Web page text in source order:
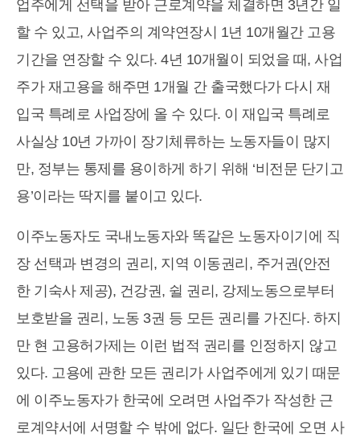
업주에게 선택을 받아 근로계약을 체결하면 3년간 일
할 수 있고, 사업주의 계약연장시 1년 10개월간 고용
기간을 연장할 수 있다. 4년 10개월이 되었을 때, 사업
주가 재고용을 해주면 1개월 간 출국했다가 다시 재
입국 특례로 사업장에 올 수 있다. 이 재입국 특례로
사실상 10년 가까이 장기체류하는 노동자들이 많지
만, 정부는 통제를 용이하게 하기 위해 ‘비전문 단기고
용’이라는 딱지를 붙이고 있다.
이주노동자도 국내노동자와 똑같은 노동자이기에 직
장 선택과 변경의 권리, 지역 이동권리, 주거권(안전
한 기숙사 제공), 건강권, 쉴 권리, 강제노동으로부터
보호받을 권리, 노동 3권 등 모든 권리를 가진다. 하지
만 현 고용허가제는 이런 법적 권리를 인정하지 않고
있다. 고용에 관한 모든 권리가 사업주에게 있기 때문
에 이주노동자가 한국에 오려면 사업주가 작성한 근
로계약서에 서명할 수 밖에 없다. 일단 한국에 오면 사